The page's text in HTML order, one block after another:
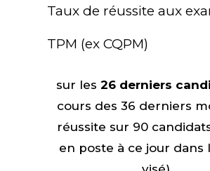
Taux de réussite aux
TPM (ex CQPM)
sur les 26 derniers
cours des 36 derniers
réussite sur 90
en poste à ce jour dans